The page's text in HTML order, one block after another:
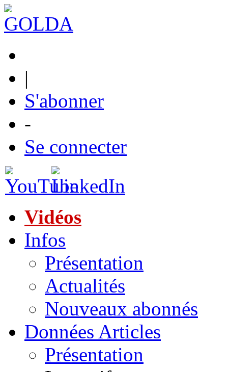
|
S'abonner
-
Se connecter
Vidéos
Infos
Présentation
Actualités
Nouveaux abonnés
Données Articles
Présentation